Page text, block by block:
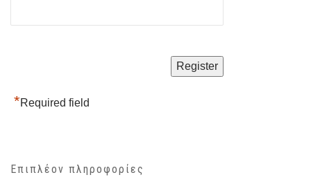
*Required field
Επιπλέον πληροφορίες